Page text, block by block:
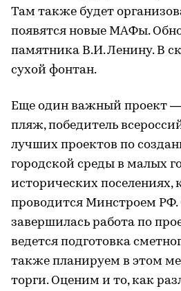
Там также будет
появятся новые МАФы.
памятника В.И. Ленину. В
сухой фонтан.
Еще один важный проект
пляж, победитель
лучших проектов по
городской среды в малых
исторических поселениях,
проводится Минстроем РФ.
завершилась работа по
ведется подготовка
также планируем в этом
торги. Оценим и то, как